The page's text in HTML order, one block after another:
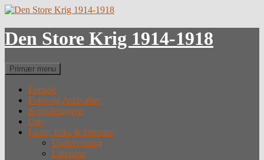
Hop
indhold
Den Store Krig 1914-1918
Søg
Primær menu
Forside
Fotos og Arkivalier
Krigsdeltagere
Om
Lister, links & litteratur
Undervisning
Litteratur